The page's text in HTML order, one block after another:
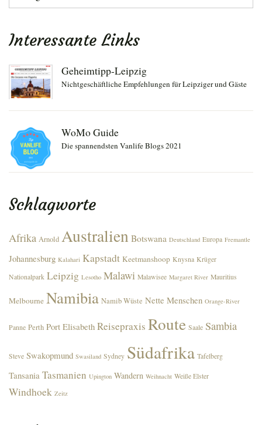
Interessante Links
Geheimtipp-Leipzig
Nichtgeschäftliche Empfehlungen für Leipziger und Gäste
WoMo Guide
Die spannendsten Vanlife Blogs 2021
Schlagworte
Afrika Arnold Australien Botswana Deutschland Europa Fremantle
Johannesburg Kalahari Kapstadt Keetmanshoop Knysna Krüger
Nationalpark Leipzig Lesotho Malawi Malawisee Margaret River Mauritius
Melbourne Namibia Namib Wüste Nette Menschen Orange-River
Panne Perth Port Elisabeth Reisepraxis Route Saale Sambia
Steve Swakopmund Swasiland Sydney Südafrika Tafelberg
Tansania Tasmanien Upington Wandern Weihnacht Weiße Elster
Windhoek Zeitz